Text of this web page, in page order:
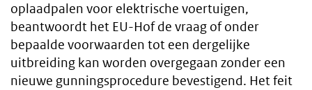
oplaadpalen voor elektrische voertuigen,
beantwoordt het EU-Hof de vraag of onder
bepaalde voorwaarden tot een dergelijke
uitbreiding kan worden overgegaan zonder een
nieuwe gunningsprocedure bevestigend. Het feit